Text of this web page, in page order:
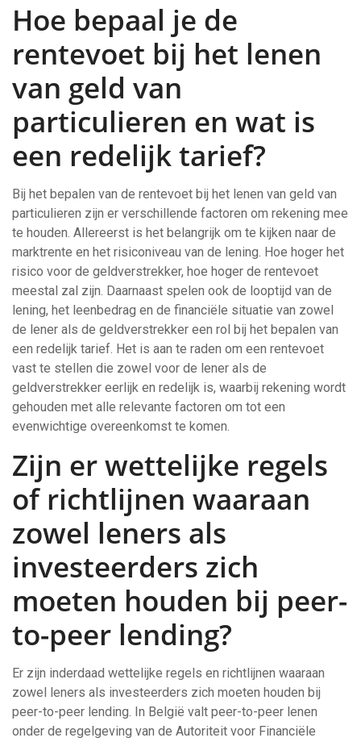
Hoe bepaal je de
rentevoet bij het lenen
van geld van
particulieren en wat is
een redelijk tarief?
Bij het bepalen van de rentevoet bij het lenen van geld van
particulieren zijn er verschillende factoren om rekening mee
te houden. Allereerst is het belangrijk om te kijken naar de
marktrente en het risiconiveau van de lening. Hoe hoger het
risico voor de geldverstrekker, hoe hoger de rentevoet
meestal zal zijn. Daarnaast spelen ook de looptijd van de
lening, het leenbedrag en de financiële situatie van zowel
de lener als de geldverstrekker een rol bij het bepalen van
een redelijk tarief. Het is aan te raden om een rentevoet
vast te stellen die zowel voor de lener als de
geldverstrekker eerlijk en redelijk is, waarbij rekening wordt
gehouden met alle relevante factoren om tot een
evenwichtige overeenkomst te komen.
Zijn er wettelijke regels
of richtlijnen waaraan
zowel leners als
investeerders zich
moeten houden bij peer-
to-peer lending?
Er zijn inderdaad wettelijke regels en richtlijnen waaraan
zowel leners als investeerders zich moeten houden bij
peer-to-peer lending. In België valt peer-to-peer lenen
onder de regelgeving van de Autoriteit voor Financiële